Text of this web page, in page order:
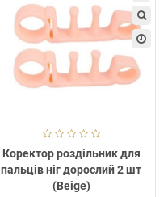
Коректор роздільник для
пальців ніг дорослий 2 шт
(Beige)